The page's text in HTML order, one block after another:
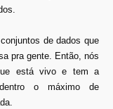
de dados que
pra gente. Então, nós
está vivo e tem a
o máximo de